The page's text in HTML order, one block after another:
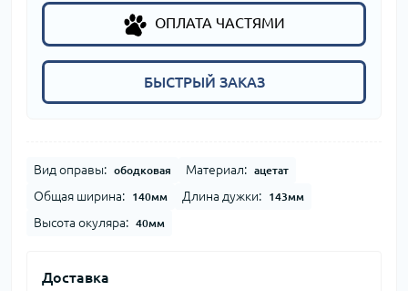
ОПЛАТА ЧАСТЯМИ
БЫСТРЫЙ ЗАКАЗ
Вид оправы: ободковая Материал: ацетат
Общая ширина: 140мм Длина дужки: 143мм
Высота окуляра: 40мм
Доставка